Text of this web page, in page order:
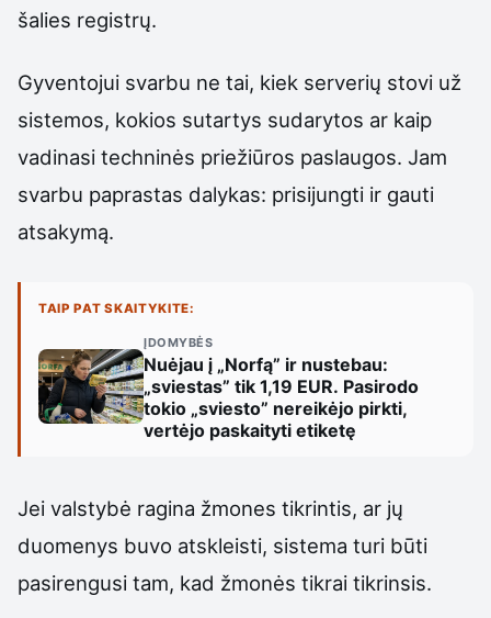
šalies registrų.
Gyventojui svarbu ne tai, kiek serverių stovi už
sistemos, kokios sutartys sudarytos ar kaip
vadinasi techninės priežiūros paslaugos. Jam
svarbu paprastas dalykas: prisijungti ir gauti
atsakymą.
TAIP PAT SKAITYKITE:
ĮDOMYBĖS
Nuėjau į „Norfą” ir nustebau:
„sviestas” tik 1,19 EUR. Pasirodo
tokio „sviesto” nereikėjo pirkti,
vertėjo paskaityti etiketę
Jei valstybė ragina žmones tikrintis, ar jų
duomenys buvo atskleisti, sistema turi būti
pasirengusi tam, kad žmonės tikrai tikrinsis.